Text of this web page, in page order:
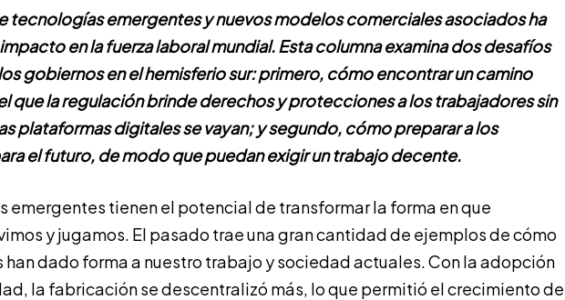
tecnologías emergentes y nuevos modelos comerciales asociados ha
en la fuerza laboral mundial. Esta columna examina dos desafíos
gobiernos en el hemisferio sur: primero, cómo encontrar un camino
que la regulación brinde derechos y protecciones a los trabajadores sin
plataformas digitales se vayan; y segundo, cómo preparar a los
el futuro, de modo que puedan exigir un trabajo decente.
emergentes tienen el potencial de transformar la forma en que
y jugamos. El pasado trae una gran cantidad de ejemplos de cómo
han dado forma a nuestro trabajo y sociedad actuales. Con la adopción
la fabricación se descentralizó más, lo que permitió el crecimiento de